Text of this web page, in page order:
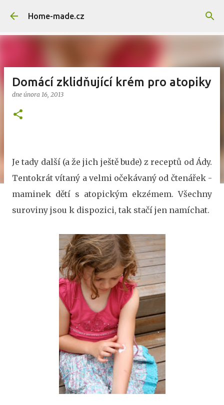
Přeskočit na hlavní obsah
Home-made.cz
Domácí zklidňující krém pro atopiky
dne února 16, 2013
Je tady další (a že jich ještě bude) z receptů od Ády.
Tentokrát vítaný a velmi očekávaný od čtenářek -
maminek dětí s atopickým ekzémem. Všechny
suroviny jsou k dispozici, tak stačí jen namíchat.